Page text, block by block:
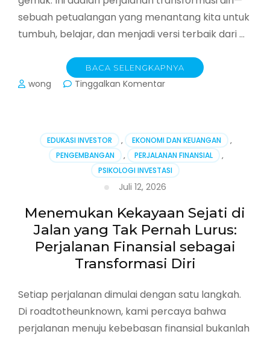
sebuah petualangan yang menantang kita untuk
tumbuh, belajar, dan menjadi versi terbaik dari …
BACA SELENGKAPNYA
wong Tinggalkan Komentarpada
Pernah
Lurus:
Menemukan
Peluang
di
Ketidakpastian
EDUKASI INVESTOR , EKONOMI DAN KEUANGAN
,
PENGEMBANGAN
, PERJALANAN FINANSIAL
,
PSIKOLOGI INVESTASI
Juli 12, 2026
Menemukan Kekayaan Sejati di
Jalan yang Tak Pernah Lurus:
Perjalanan Finansial sebagai
Transformasi Diri
Setiap perjalanan dimulai dengan satu langkah.
Di roadtotheunknown, kami percaya bahwa
perjalanan menuju kebebasan finansial bukanlah